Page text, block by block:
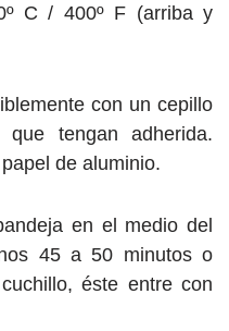
C / 400º F (arriba y
con un cepillo
tengan adherida.
de aluminio.
en el medio del
45 a 50 minutos o
éste entre con